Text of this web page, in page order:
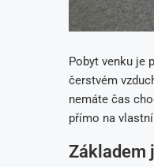
Pobyt venku je
čerstvém
nemáte čas
přímo na
Základem